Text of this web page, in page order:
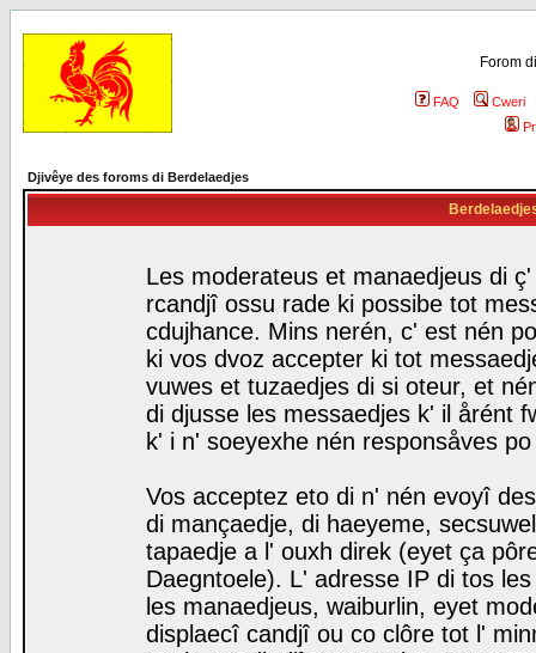
Forom
FAQ
Cweri
Djivêye des foroms di Berdelaedjes
Les moderateus et manaedjeus di
rcandjî ossu rade ki possibe tot
cdujhance. Mins nerén, c' est nén
ki vos dvoz accepter ki tot
vuwes et tuzaedjes di si oteur, et
di djusse les messaedjes k' il årént
k' i n' soeyexhe nén responsåves
Vos acceptez eto di n' nén evoyî
di mançaedje, di haeyeme,
tapaedje a l' ouxh direk (eyet ça
Daegntoele). L' adresse IP di tos
les manaedjeus, waiburlin, eyet
displaecî candjî ou co clôre tot l'